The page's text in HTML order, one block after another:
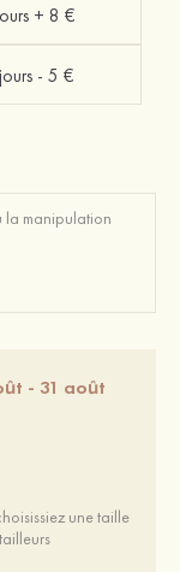
+ 8 €
- 5 €
- 31 août
une taille